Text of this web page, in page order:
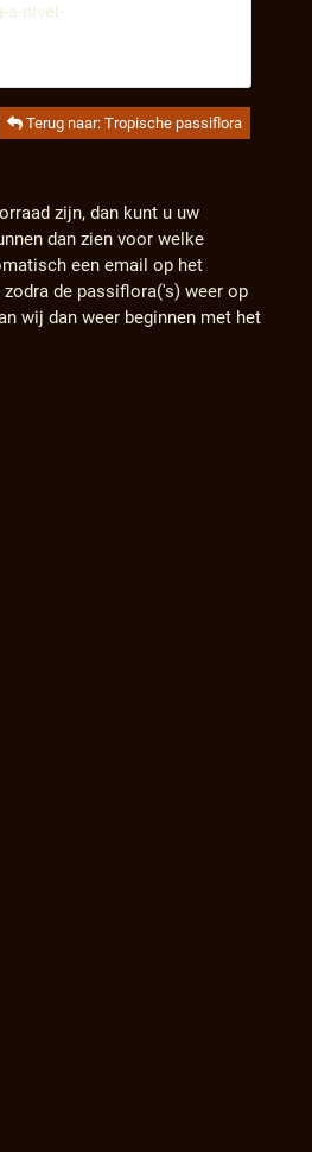
a-nivel-
Terug naar: Tropische passiflora
zijn, dan kunt u uw
dan zien voor welke
een email op het
de passiflora('s) weer op
wij dan weer beginnen met het